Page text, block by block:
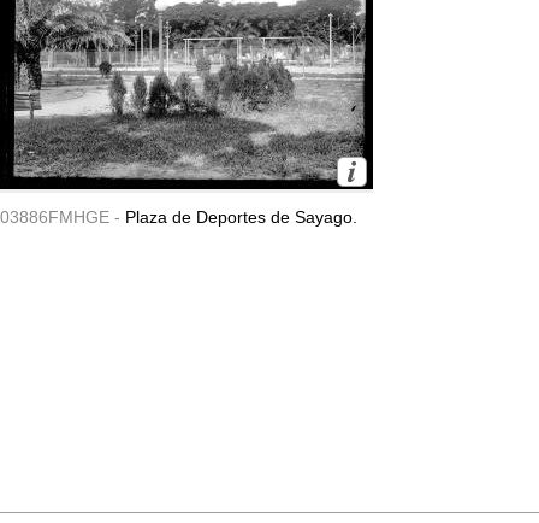
03886FMHGE - Plaza de Deportes de Sayago.